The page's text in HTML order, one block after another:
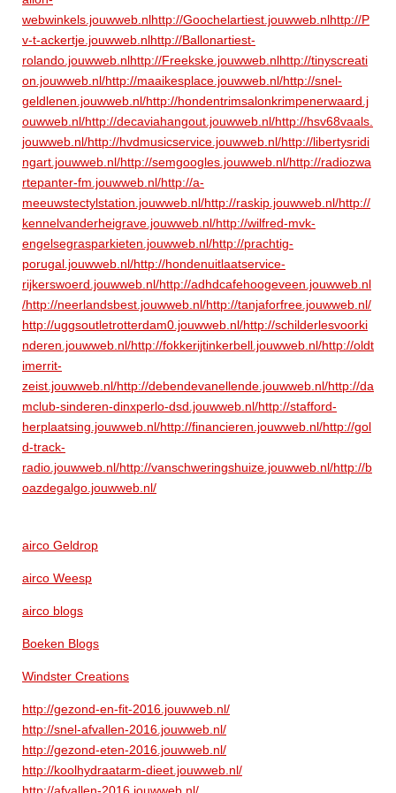
webwinkels.jouwweb.nlhttp://Goochelartiest.jouwweb.nlhttp://P
v-t-ackertje.jouwweb.nlhttp://Ballonartiest-
rolando.jouwweb.nlhttp://Freekske.jouwweb.nlhttp://tinyscreati
on.jouwweb.nl/http://maaikesplace.jouwweb.nl/http://snel-
geldlenen.jouwweb.nl/http://hondentrimsalonkrimpenerwaard.j
ouwweb.nl/http://decaviahangout.jouwweb.nl/http://hsv68vaals.
jouwweb.nl/http://hvdmusicservice.jouwweb.nl/http://libertysridi
ngart.jouwweb.nl/http://semgoogles.jouwweb.nl/http://radiozwa
rtepanter-fm.jouwweb.nl/http://a-
meeuwstectylstation.jouwweb.nl/http://raskip.jouwweb.nl/http://
kennelvanderheigrave.jouwweb.nl/http://wilfred-mvk-
engelsegrasparkieten.jouwweb.nl/http://prachtig-
porugal.jouwweb.nl/http://hondenuitlaatservice-
rijkerswoerd.jouwweb.nl/http://adhdcafehoogeveen.jouwweb.nl
/http://neerlandsbest.jouwweb.nl/http://tanjaforfree.jouwweb.nl/
http://uggsoutletrotterdam0.jouwweb.nl/http://schilderlesvoorki
nderen.jouwweb.nl/http://fokkerijtinkerbell.jouwweb.nl/http://oldt
imerrit-
zeist.jouwweb.nl/http://debendevanellende.jouwweb.nl/http://da
mclub-sinderen-dinxperlo-dsd.jouwweb.nl/http://stafford-
herplaatsing.jouwweb.nl/http://financieren.jouwweb.nl/http://gol
d-track-
radio.jouwweb.nl/http://vanschweringshuize.jouwweb.nl/http://b
oazdegalgo.jouwweb.nl/
airco Geldrop
airco Weesp
airco blogs
Boeken Blogs
Windster Creations
http://gezond-en-fit-2016.jouwweb.nl/
http://snel-afvallen-2016.jouwweb.nl/
http://gezond-eten-2016.jouwweb.nl/
http://koolhydraatarm-dieet.jouwweb.nl/